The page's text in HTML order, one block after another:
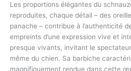
Les proportions élégantes du
reproduites, chaque détail – des
panache – contribue à l’authenticité
empreints d’une expression vive et
presque vivants, invitant le
même du chien. Sa barbiche
magnifiquement rendue dans cette